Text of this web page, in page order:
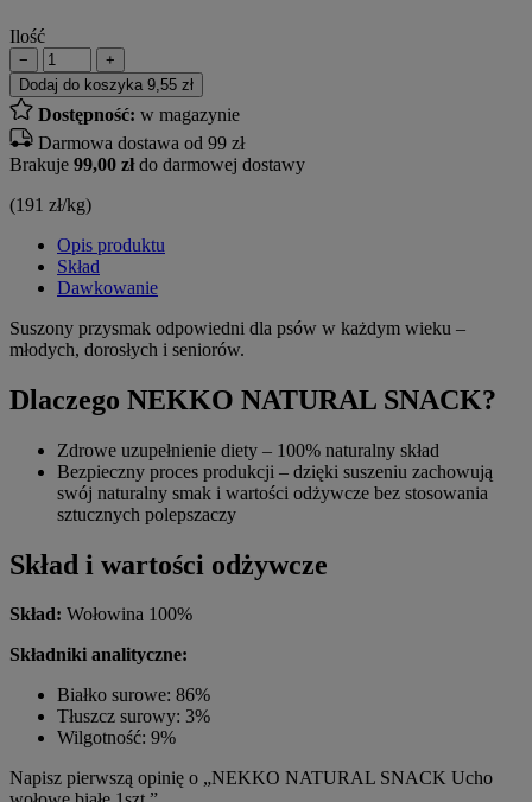
Ilość
−
+
Dodaj do koszyka 9,55 zł
Dostępność: w magazynie
Darmowa dostawa od 99 zł
Brakuje 99,00 złdo darmowej dostawy
(191 zł/kg)
Opis produktu
Skład
Dawkowanie
Suszony przysmak odpowiedni dla psów w każdym wieku –
młodych, dorosłych i seniorów.
Dlaczego NEKKO NATURAL SNACK?
Zdrowe uzupełnienie diety – 100% naturalny skład
Bezpieczny proces produkcji – dzięki suszeniu zachowują
swój naturalny smak i wartości odżywcze bez stosowania
sztucznych polepszaczy
Skład i wartości odżywcze
Skład: Wołowina 100%
Składniki analityczne:
Białko surowe: 86%
Tłuszcz surowy: 3%
Wilgotność: 9%
Napisz pierwszą opinię o „NEKKO NATURAL SNACK Ucho